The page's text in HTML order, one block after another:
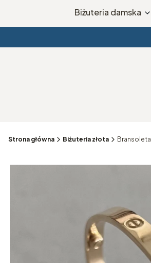
Biżuteria damska
Strona główna Biżuteria złota